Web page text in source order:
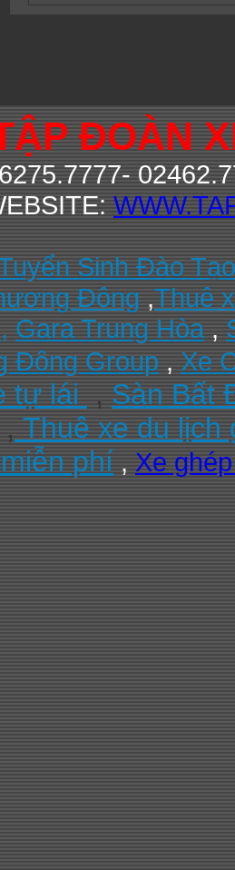
ĐOÀN
Sinh Đào Tạo
Đông ,Thuê
Gara Trung Hòa,
Đông Group , Xe
tự lái , Sàn Bất
, Thuê xe du lịch
phí , Xe